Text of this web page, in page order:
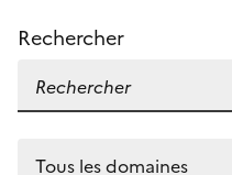
Rechercher